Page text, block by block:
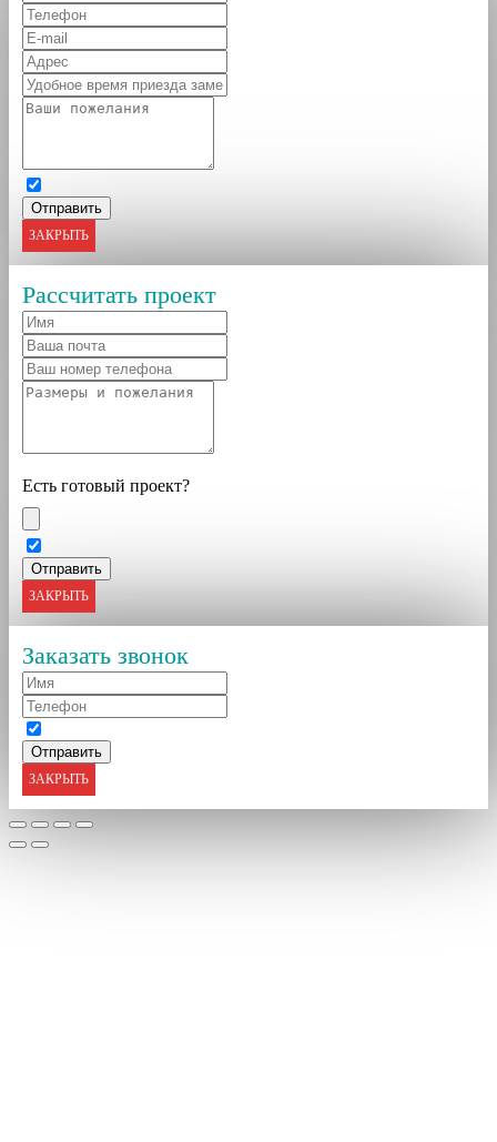
ЗАКРЫТЬ
Рассчитать проект
Есть готовый проект?
ЗАКРЫТЬ
Заказать звонок
ЗАКРЫТЬ